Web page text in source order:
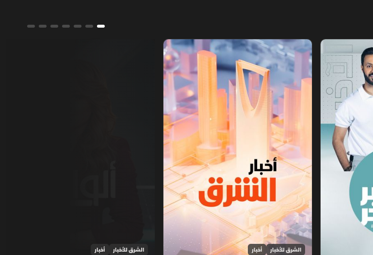
أخبار الشرق
الشرق للأخبار أخبار الشرق للأخبار أخبار